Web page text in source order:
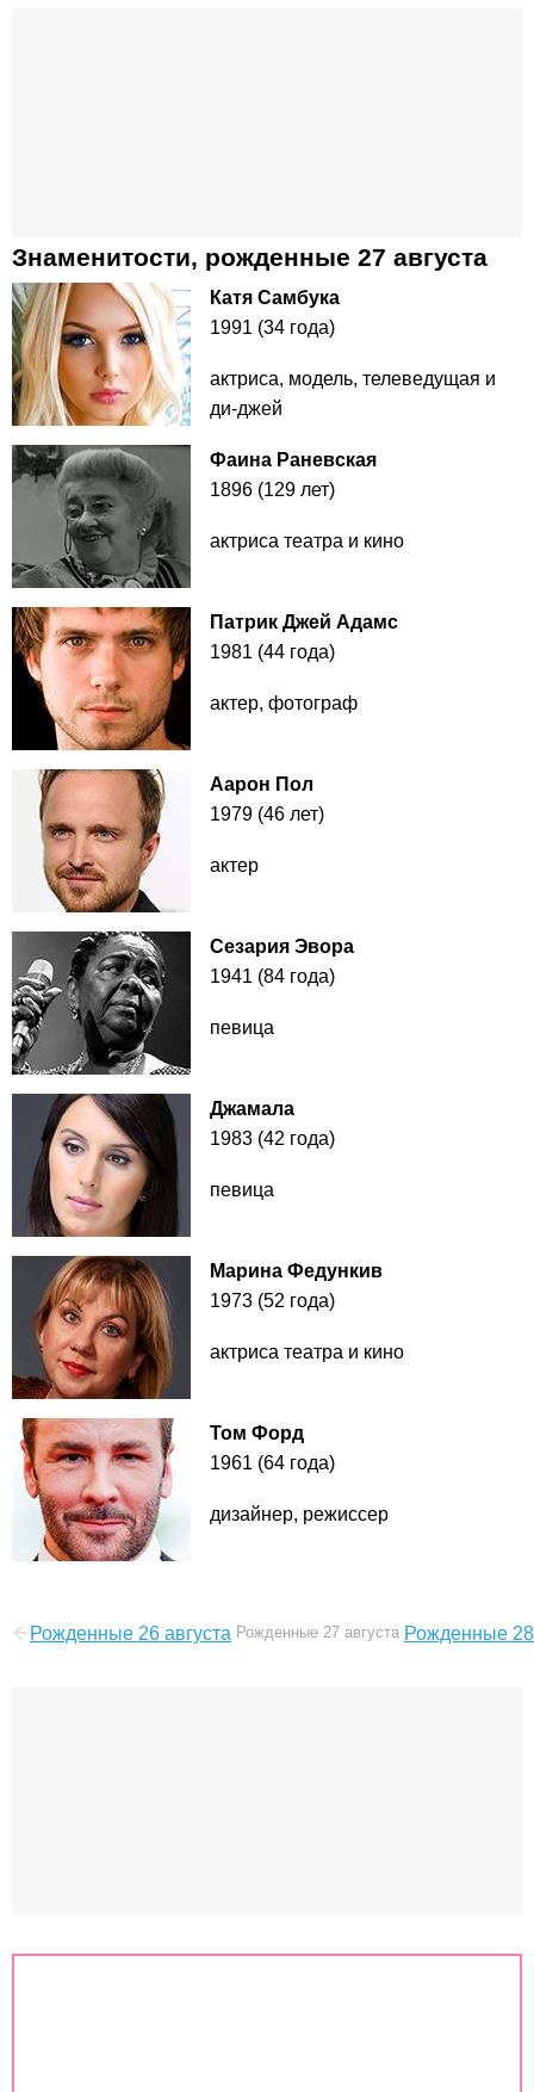
Знаменитости, рожденные 27 августа
Катя Самбука
1991 (34 года)
актриса, модель, телеведущая и
ди-джей
Фаина Раневская
1896 (129 лет)
актриса театра и кино
Патрик Джей Адамс
1981 (44 года)
актер, фотограф
Аарон Пол
1979 (46 лет)
актер
Сезария Эвора
1941 (84 года)
певица
Джамала
1983 (42 года)
певица
Марина Федункив
1973 (52 года)
актриса театра и кино
Том Форд
1961 (64 года)
дизайнер, режиссер
Рожденные 26 августа Рожденные 27 августа Рожденные 28